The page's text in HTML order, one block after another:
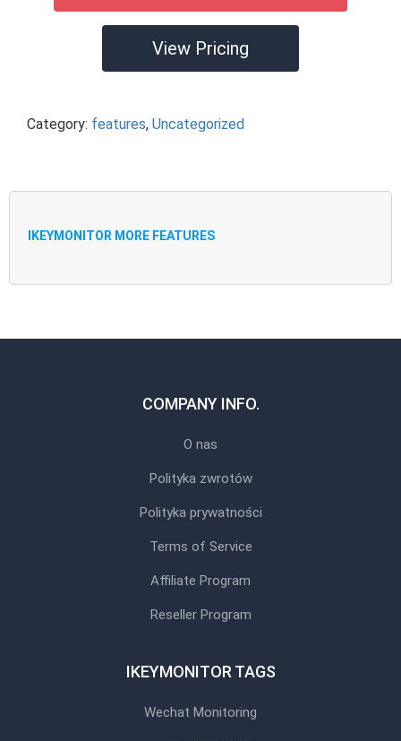
View Pricing
Category: features, Uncategorized
IKEYMONITOR MORE FEATURES
COMPANY INFO.
O nas
Polityka zwrotów
Polityka prywatności
Terms of Service
Affiliate Program
Reseller Program
IKEYMONITOR TAGS
Wechat Monitoring